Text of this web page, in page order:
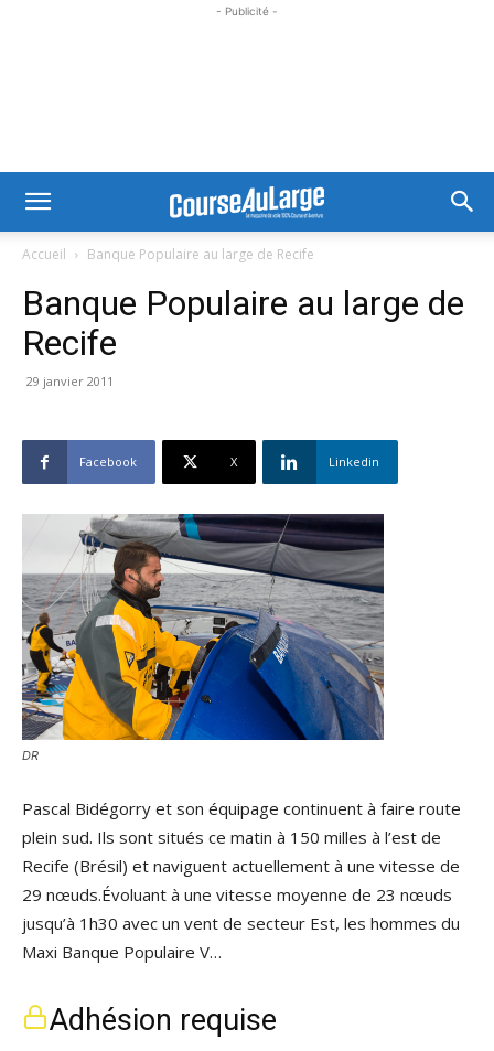
- Publicité -
Accueil Banque Populaire au large de Recife
Banque Populaire au large de
Recife
29 janvier 2011
Facebook X Linkedin
DR
Pascal Bidégorry et son équipage continuent à faire route
plein sud. Ils sont situés ce matin à 150 milles à l’est de
Recife (Brésil) et naviguent actuellement à une vitesse de
29 nœuds.Évoluant à une vitesse moyenne de 23 nœuds
jusqu’à 1h30 avec un vent de secteur Est, les hommes du
Maxi Banque Populaire V…
Adhésion requise